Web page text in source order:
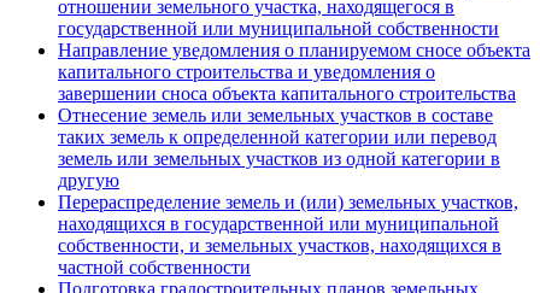
отношении земельного участка, находящегося в
государственной или муниципальной собственности
Направление уведомления о планируемом сносе объекта
капитального строительства и уведомления о
завершении сноса объекта капитального строительства
Отнесение земель или земельных участков в составе
таких земель к определенной категории или перевод
земель или земельных участков из одной категории в
другую
Перераспределение земель и (или) земельных участков,
находящихся в государственной или муниципальной
собственности, и земельных участков, находящихся в
частной собственности
Подготовка градостроительных планов земельных